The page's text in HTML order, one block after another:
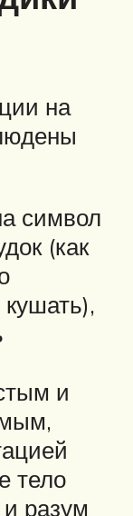
на
символ
(как
и
тело
разум